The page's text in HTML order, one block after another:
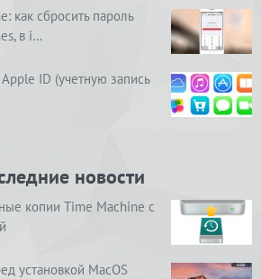
как сбросить пароль
в i…
ID (учетную запись
новости
копии Time Machine с
установкой MacOS